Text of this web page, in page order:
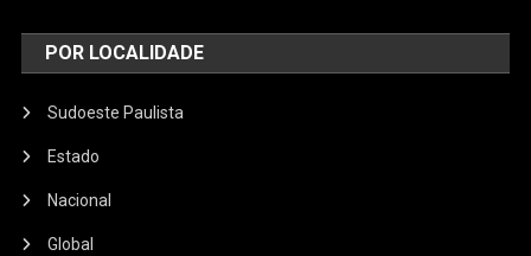
POR LOCALIDADE
Sudoeste Paulista
Estado
Nacional
Global